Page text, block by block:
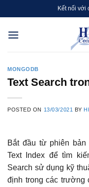
to
content
Kết nối với
MONGODB
Text Search
POSTED ON 13/03/2021 BY
Bắt đầu từ phiên
Text Index để tìm
Search sử dụng kỹ
định trong các trường